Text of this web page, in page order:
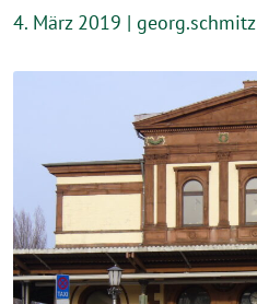
4. März 2019 | georg.schmitz